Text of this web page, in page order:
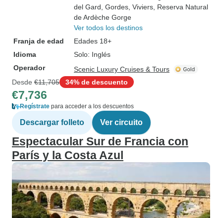
del Gard , Gordes , Viviers , Reserva Natural
de Ardèche Gorge
Ver todos los destinos
Franja de edad
Edades 18+
Idioma
Solo: Inglés
Operador
Scenic Luxury Cruises & Tours
Desde €11,705 34% de descuento
€7,736
Regístrate para acceder a los descuentos
Descargar folleto Ver circuito
Espectacular Sur de Francia con
París y la Costa Azul